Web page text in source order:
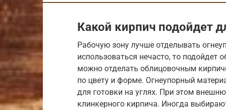
Какой кирпич подойдет
Рабочую зону лучше отделывать
использоваться нечасто, то
можно отделать облицовочным
по цвету и форме. Огнеупорный
для готовки на углях. При этом
клинкерного кирпича. Иногда